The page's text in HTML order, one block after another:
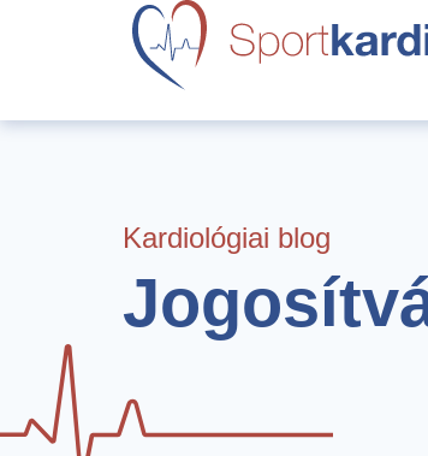
Kardiológiai blog